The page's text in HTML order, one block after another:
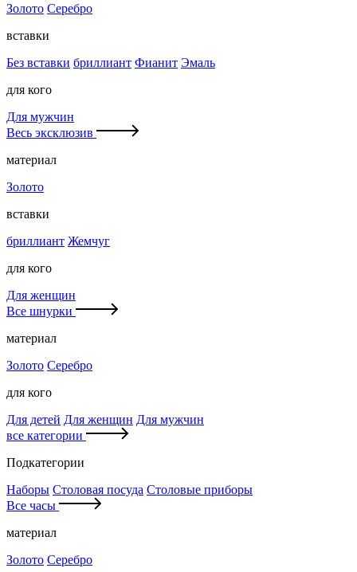
Золото Серебро
вставки
Без вставки бриллиант Фианит Эмаль
для кого
Для мужчин
Весь эксклюзив
материал
Золото
вставки
бриллиант Жемчуг
для кого
Для женщин
Все шнурки
материал
Золото Серебро
для кого
Для детей Для женщин Для мужчин
все категории
Подкатегории
Наборы Столовая посуда Столовые приборы
Все часы
материал
Золото Серебро